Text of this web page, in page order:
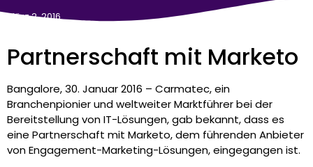
März 2, 2016
Partnerschaft mit Marketo
Bangalore, 30. Januar 2016 – Carmatec, ein
Branchenpionier und weltweiter Marktführer bei der
Bereitstellung von IT-Lösungen, gab bekannt, dass es
eine Partnerschaft mit Marketo, dem führenden Anbieter
von Engagement-Marketing-Lösungen, eingegangen ist.